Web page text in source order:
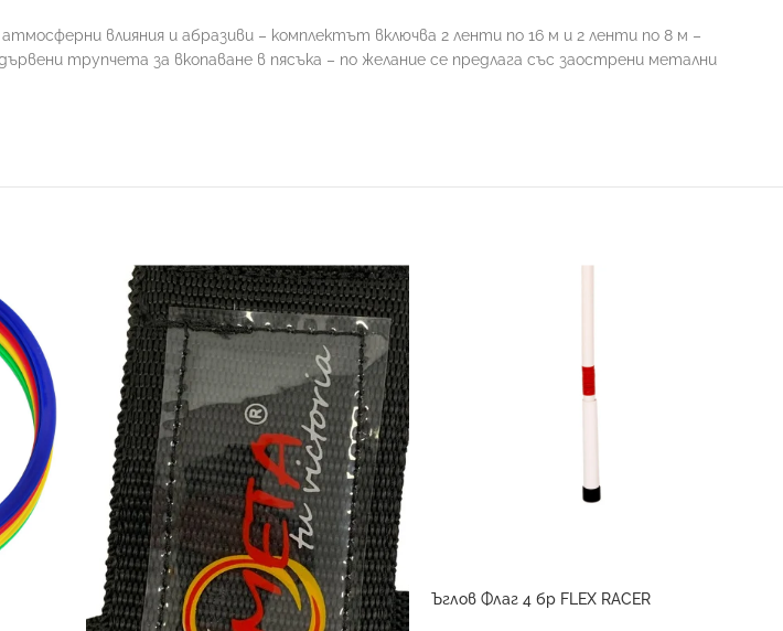
влияния и абразиви – комплектът включва 2 ленти по 16 м и 2 ленти по 8 м –
трупчета за вкопаване в пясъка – по желание се предлага със заострени метални
Ъглов Флаг 4 бр FLEX RACER